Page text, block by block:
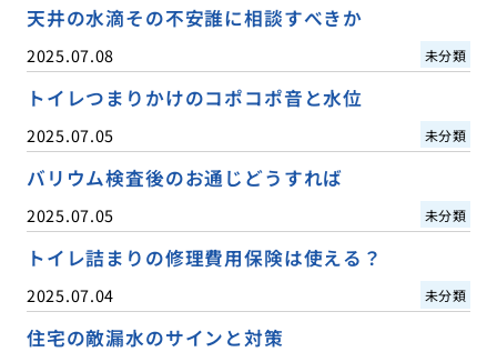
天井の水滴その不安誰に相談すべきか
2025.07.08 未分類
トイレつまりかけのコポコポ音と水位
2025.07.05 未分類
バリウム検査後のお通じどうすれば
2025.07.05 未分類
トイレ詰まりの修理費用保険は使える？
2025.07.04 未分類
住宅の敵漏水のサインと対策